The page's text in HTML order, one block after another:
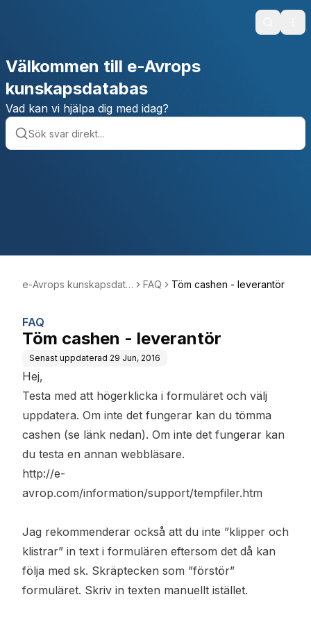
Search
Välkommen till e-Avrops
kunskapsdatabas
Vad kan vi hjälpa dig med idag?
e-Avrops kunskapsdata
FAQ Töm cashen - leverantör
FAQ
Töm cashen - leverantör
Senast uppdaterad 29 Jun, 2016
Hej,
Testa med att högerklicka i formuläret och välj
uppdatera. Om inte det fungerar kan du tömma
cashen (se länk nedan). Om inte det fungerar kan
du testa en annan webbläsare.
http://e-
avrop.com/information/support/tempfiler.htm
Jag rekommenderar också att du inte ”klipper och
klistrar” in text i formulären eftersom det då kan
följa med sk. Skräptecken som ”förstör”
formuläret. Skriv in texten manuellt istället.